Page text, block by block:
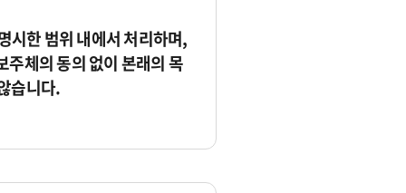
시한 범위 내에서 처리하며,
체의 동의 없이 본래의 목
습니다.